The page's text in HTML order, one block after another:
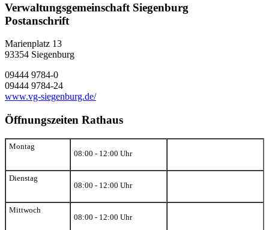
Verwaltungsgemeinschaft Siegenburg
Postanschrift
Marienplatz 13
93354 Siegenburg
09444 9784-0
09444 9784-24
www.vg-siegenburg.de/
Öffnungszeiten Rathaus
Montag
08:00 - 12:00 Uhr
Dienstag
08:00 - 12:00 Uhr
Mittwoch
08:00 - 12:00 Uhr